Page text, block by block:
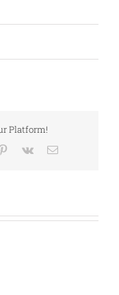
Platform!
Pinterest
Vk
E-